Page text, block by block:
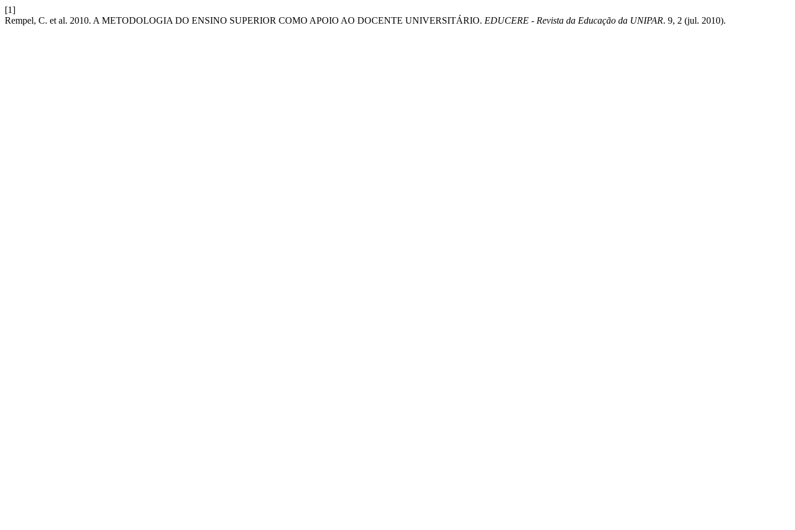
[1]
Rempel, C. et al. 2010. A METODOLOGIA DO ENSINO SUPERIOR COMO APOIO AO DOCENTE UNIVERSITÁRIO. EDUCERE - Revista da Educação da UNIPAR. 9, 2 (jul. 2010).